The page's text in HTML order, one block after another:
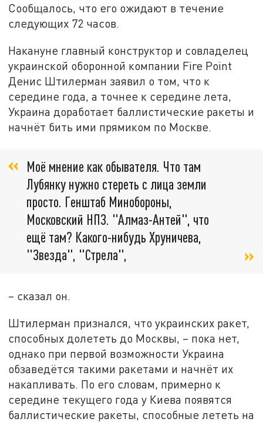
Сообщалось, что его ожидают в течение
следующих 72 часов.
Накануне главный конструктор и совладелец
украинской оборонной компании Fire Point
Денис Штилерман заявил о том, что к
середине года, а точнее к середине лета,
Украина доработает баллистические ракеты и
начнёт бить ими прямиком по Москве.
Моё мнение как обывателя. Что там
Лубянку нужно стереть с лица земли
просто. Генштаб Минобороны,
Московский НПЗ. "Алмаз-Антей", что
ещё там? Какого-нибудь Хруничева,
"Звезда", "Стрела",
– сказал он.
Штилерман признался, что украинских ракет,
способных долететь до Москвы, – пока нет,
однако при первой возможности Украина
обзаведётся такими ракетами и начнёт их
накапливать. По его словам, примерно к
середине текущего года у Киева появятся
баллистические ракеты, способные лететь на